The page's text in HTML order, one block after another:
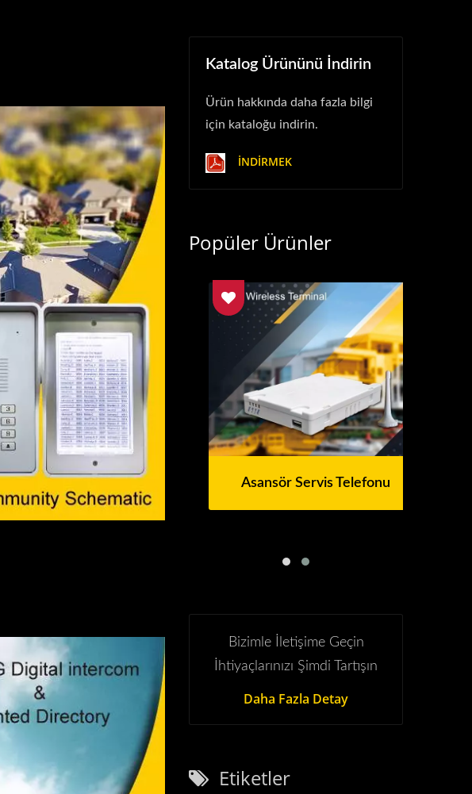
Katalog Ürününü İndirin
Ürün hakkında daha fazla bilgi
için kataloğu indirin.
İNDIRMEK
Popüler Ürünler
Video Interkom
Asansör Servis Telefonu
Bizimle İletişime Geçin
İhtiyaçlarınızı Şimdi Tartışın
Daha Fazla Detay
Etiketler